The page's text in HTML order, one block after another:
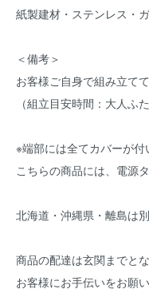
紙製建材・ステンレス・
＜備考＞
お客様ご自身で組み立て
（組立目安時間：大人ふ
※端部には全てカバーが付
こちらの商品には、電源
北海道・沖縄県・離島は
商品の配達は玄関までとな
お客様にお手伝いをお願